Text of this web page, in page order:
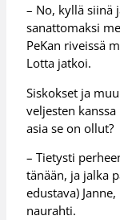
– No, kyllä siinä
sanattomaksi
PeKan riveissä
Lotta jatkoi.
Siskokset ja
veljesten
asia se on ollut?
– Tietysti
tänään, ja jalka
edustava)
naurahti.